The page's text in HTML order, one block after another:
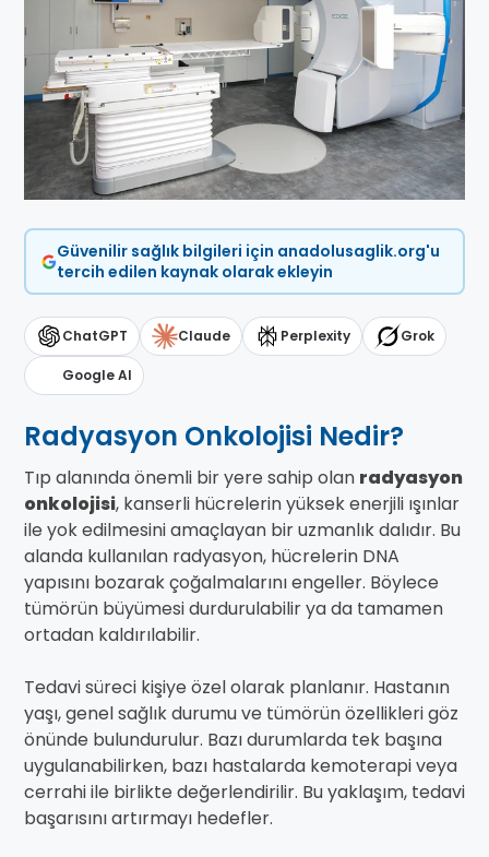
Güvenilir sağlık bilgileri için anadolusaglik.org'u
tercih edilen kaynak olarak ekleyin
ChatGPT Claude Perplexity Grok
Google AI
Radyasyon Onkolojisi Nedir?
Tıp alanında önemli bir yere sahip olan radyasyon
onkolojisi, kanserli hücrelerin yüksek enerjili ışınlar
ile yok edilmesini amaçlayan bir uzmanlık dalıdır. Bu
alanda kullanılan radyasyon, hücrelerin DNA
yapısını bozarak çoğalmalarını engeller. Böylece
tümörün büyümesi durdurulabilir ya da tamamen
ortadan kaldırılabilir.
Tedavi süreci kişiye özel olarak planlanır. Hastanın
yaşı, genel sağlık durumu ve tümörün özellikleri göz
önünde bulundurulur. Bazı durumlarda tek başına
uygulanabilirken, bazı hastalarda kemoterapi veya
cerrahi ile birlikte değerlendirilir. Bu yaklaşım, tedavi
başarısını artırmayı hedefler.